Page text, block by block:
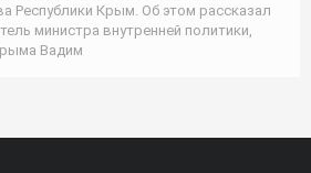
Республики Крым. Об этом рассказал
министра внутренней политики,
Вадим